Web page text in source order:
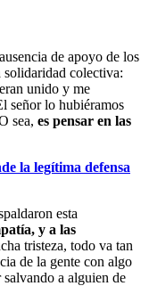
de apoyo de los
colectiva:
unido y me
señor lo hubiéramos
sea, es pensar en las
la legítima defensa
esta
y a las
tristeza, todo va tan
de la gente con algo
salvando a alguien de